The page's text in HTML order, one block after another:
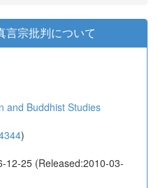
言宗批判について
and Buddhist Studies
)
12-25 (Released:2010-03-